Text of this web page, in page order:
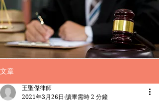
文章
王聖傑律師
2021年3月26日 讀畢需時 2 分鐘